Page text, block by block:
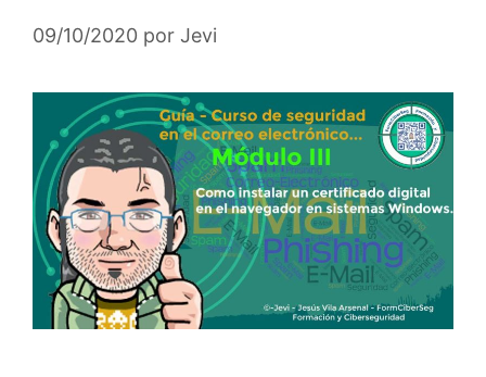
09/10/2020 por Jevi